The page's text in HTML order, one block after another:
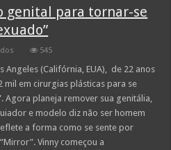
genital para tornar-se
remover
órgão
genital
para
tornar-
se
“alienígena
assexuado”
545
Angeles (Califórnia, EUA), de 22 anos
mil em cirurgias plásticas para se
Agora planeja remover sua genitália,
e modelo diz não ser homem
a forma como se sente por
Vinny começou a